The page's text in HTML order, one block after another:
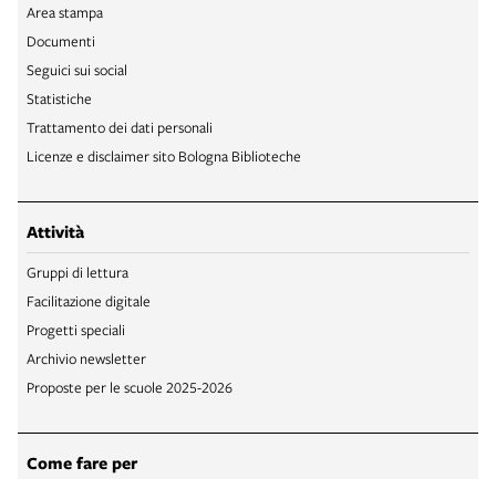
Area stampa
Documenti
Seguici sui social
Statistiche
Trattamento dei dati personali
Licenze e disclaimer sito Bologna Biblioteche
Attività
Gruppi di lettura
Facilitazione digitale
Progetti speciali
Archivio newsletter
Proposte per le scuole 2025-2026
Come fare per